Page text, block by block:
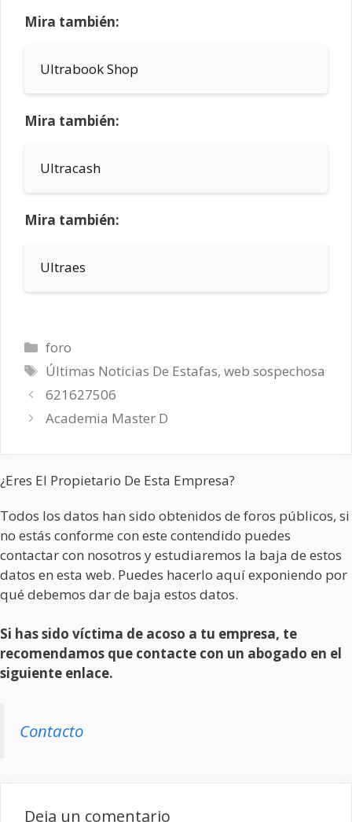
Mira también:
Ultrabook Shop
Mira también:
Ultracash
Mira también:
Ultraes
Categorías
foro
Etiquetas
Últimas Noticias De Estafas,web sospechosa
621627506
Academia Master D
¿Eres El Propietario De Esta Empresa?
Todos los datos han sido obtenidos de foros públicos, si
no estás conforme con este contendido puedes
contactar con nosotros y estudiaremos la baja de estos
datos en esta web. Puedes hacerlo aquí exponiendo por
qué debemos dar de baja estos datos.
Si has sido víctima de acoso a tu empresa, te
recomendamos que contacte con un abogado en el
siguiente enlace.
Contacto
Deja un comentario